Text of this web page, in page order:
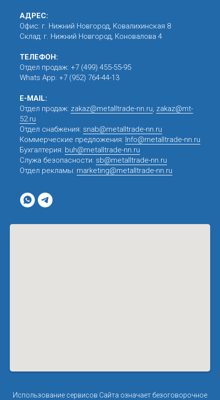
АДРЕС:
Офис: г. Нижний Новгород, Ковалихинская 8
Склад: г. Нижний Новгород, Коновалова 4
ТЕЛЕФОН:
Отдел продаж: +7 (499) 455-55-95
Whats App: +7 (952) 764-44-13
E-MAIL:
Отдел продаж: zakaz@metalltrade-nn.ru, zakaz@mt-
52.ru
Отдел снабжения: snab@metalltrade-nn.ru
Коммерческие предложения: Info@metalltrade-nn.ru
Бухгалтерия: buh@metalltrade-nn.ru
Служа безопасности: sb@metalltrade-nn.ru
Отдел рекламы: marketing@metalltrade-nn.ru
Использование сервисов Сайта означает безоговорочное